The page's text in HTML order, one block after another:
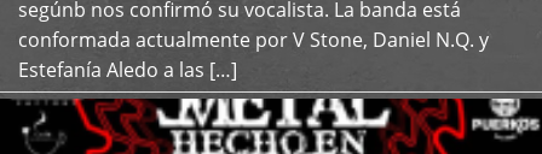
segúnb nos confirmó su vocalista. La banda está
conformada actualmente por V Stone, Daniel N.Q. y
Estefanía Aledo a las […]